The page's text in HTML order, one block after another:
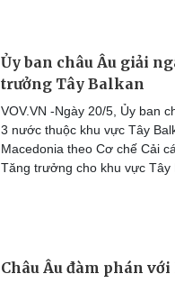
Ủy ban châu Âu giải
trưởng Tây Balkan
VOV.VN -Ngày 20/5, Ủy ban
3 nước thuộc khu vực Tây
Macedonia theo Cơ chế Cải
Tăng trưởng cho khu vực Tây
Châu Âu đàm phán